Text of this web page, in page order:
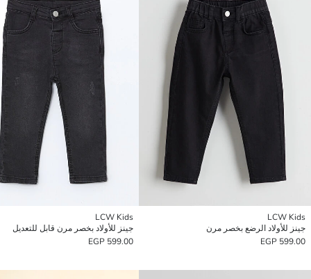
LCW Kids
جينز للأولاد الرضع بخصر مرن
599.00 EGP
LCW Kids
جينز للأولاد بخصر مرن قابل للتعديل
599.00 EGP